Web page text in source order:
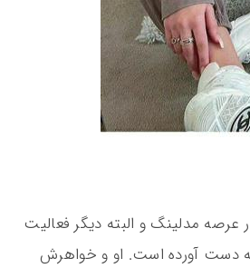
عرصه مدلینگ و البته دیگر فعالیت
دست آورده است. او و خواهرش